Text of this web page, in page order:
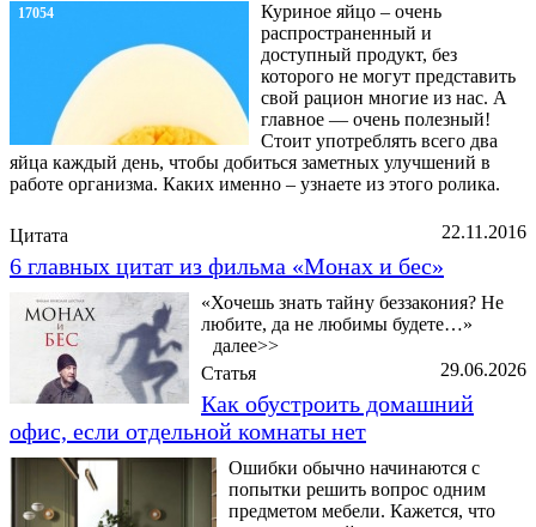
17054
Куриное яйцо – очень
распространенный и
доступный продукт, без
которого не могут представить
свой рацион многие из нас. А
главное — очень полезный!
Стоит употреблять всего два
яйца каждый день, чтобы добиться заметных улучшений в
работе организма. Каких именно – узнаете из этого ролика.
22.11.2016
Цитата
6 главных цитат из фильма «Монах и бес»
«Хочешь знать тайну беззакония? Не
любите, да не любимы будете…»
далее>>
29.06.2026
Статья
Как обустроить домашний
офис, если отдельной комнаты нет
Ошибки обычно начинаются с
попытки решить вопрос одним
предметом мебели. Кажется, что